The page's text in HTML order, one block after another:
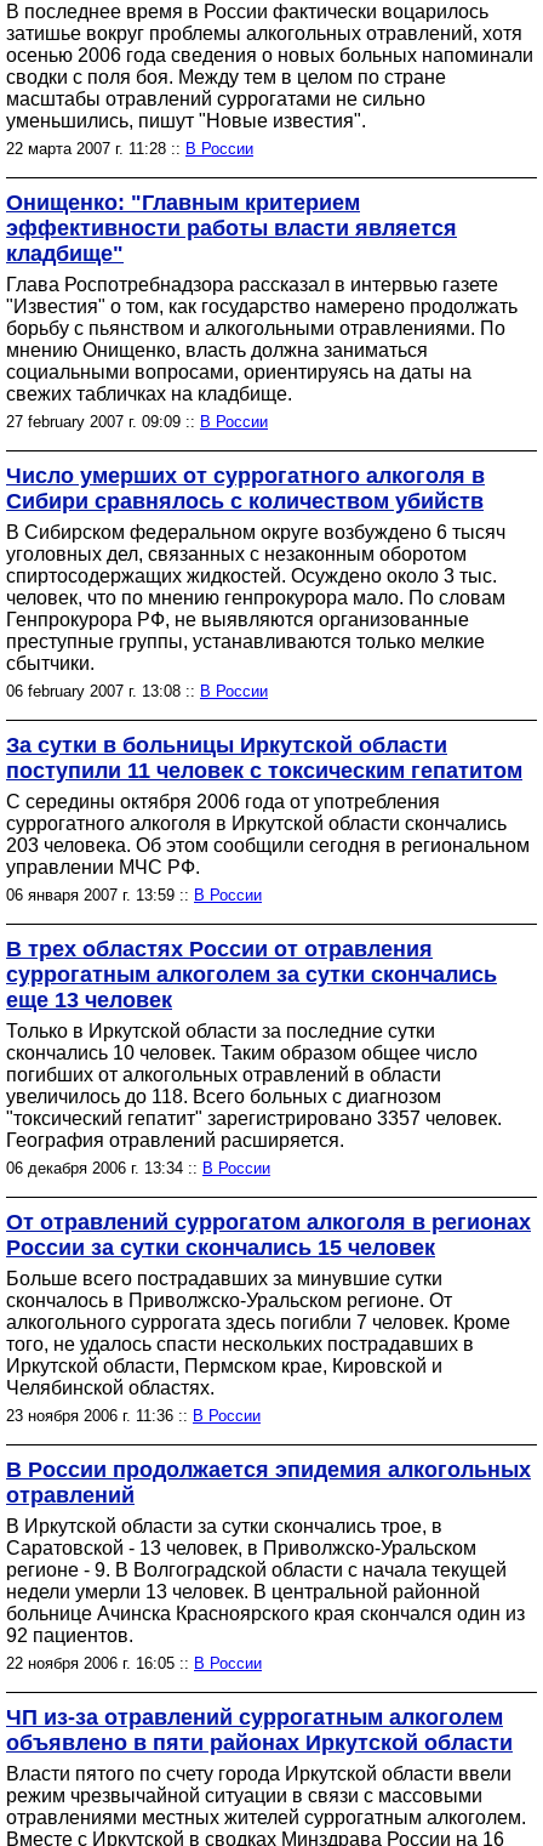
В последнее время в России фактически воцарилось
затишье вокруг проблемы алкогольных отравлений, хотя
осенью 2006 года сведения о новых больных напоминали
сводки с поля боя. Между тем в целом по стране
масштабы отравлений суррогатами не сильно
уменьшились, пишут "Новые известия".
22 марта 2007 г. 11:28 :: В России
Онищенко: "Главным критерием
эффективности работы власти является
кладбище"
Глава Роспотребнадзора рассказал в интервью газете
"Известия" о том, как государство намерено продолжать
борьбу с пьянством и алкогольными отравлениями. По
мнению Онищенко, власть должна заниматься
социальными вопросами, ориентируясь на даты на
свежих табличках на кладбище.
27 february 2007 г. 09:09 :: В России
Число умерших от суррогатного алкоголя в
Сибири сравнялось с количеством убийств
В Сибирском федеральном округе возбуждено 6 тысяч
уголовных дел, связанных с незаконным оборотом
спиртосодержащих жидкостей. Осуждено около 3 тыс.
человек, что по мнению генпрокурора мало. По словам
Генпрокурора РФ, не выявляются организованные
преступные группы, устанавливаются только мелкие
сбытчики.
06 february 2007 г. 13:08 :: В России
За сутки в больницы Иркутской области
поступили 11 человек с токсическим гепатитом
С середины октября 2006 года от употребления
суррогатного алкоголя в Иркутской области скончались
203 человека. Об этом сообщили сегодня в региональном
управлении МЧС РФ.
06 января 2007 г. 13:59 :: В России
В трех областях России от отравления
суррогатным алкоголем за сутки скончались
еще 13 человек
Только в Иркутской области за последние сутки
скончались 10 человек. Таким образом общее число
погибших от алкогольных отравлений в области
увеличилось до 118. Всего больных с диагнозом
"токсический гепатит" зарегистрировано 3357 человек.
География отравлений расширяется.
06 декабря 2006 г. 13:34 :: В России
От отравлений суррогатом алкоголя в регионах
России за сутки скончались 15 человек
Больше всего пострадавших за минувшие сутки
скончалось в Приволжско-Уральском регионе. От
алкогольного суррогата здесь погибли 7 человек. Кроме
того, не удалось спасти нескольких пострадавших в
Иркутской области, Пермском крае, Кировской и
Челябинской областях.
23 ноября 2006 г. 11:36 :: В России
В России продолжается эпидемия алкогольных
отравлений
В Иркутской области за сутки скончались трое, в
Саратовской - 13 человек, в Приволжско-Уральском
регионе - 9. В Волгоградской области с начала текущей
недели умерли 13 человек. В центральной районной
больнице Ачинска Красноярского края скончался один из
92 пациентов.
22 ноября 2006 г. 16:05 :: В России
ЧП из-за отравлений суррогатным алкоголем
объявлено в пяти районах Иркутской области
Власти пятого по счету города Иркутской области ввели
режим чрезвычайной ситуации в связи с массовыми
отравлениями местных жителей суррогатным алкоголем.
Вместе с Иркутской в сводках Минздрава России на 16